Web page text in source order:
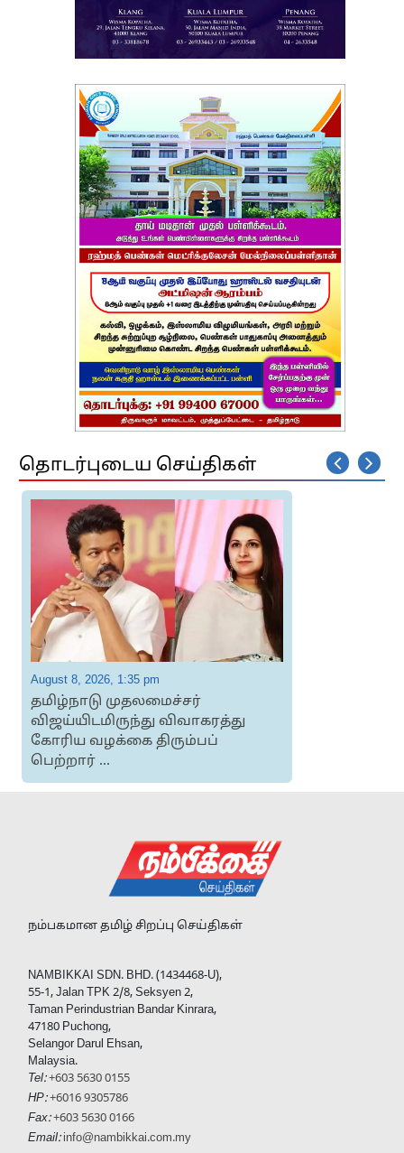
தொடர்புடைய செய்திகள்
August 8, 2026, 1:35 pm
தமிழ்நாடு முதலமைச்சர்
விஜய்யிடமிருந்து விவாகரத்து
கோரிய வழக்கை திரும்பப்
பெற்றார் ...
நம்பகமான தமிழ் சிறப்பு செய்திகள்
NAMBIKKAI SDN. BHD. (1434468-U),
55-1, Jalan TPK 2/8, Seksyen 2,
Taman Perindustrian Bandar Kinrara,
47180 Puchong,
Selangor Darul Ehsan,
Malaysia.
Tel:+603 5630 0155
HP:+6016 9305786
Fax: +603 5630 0166
Email: info@nambikkai.com.my